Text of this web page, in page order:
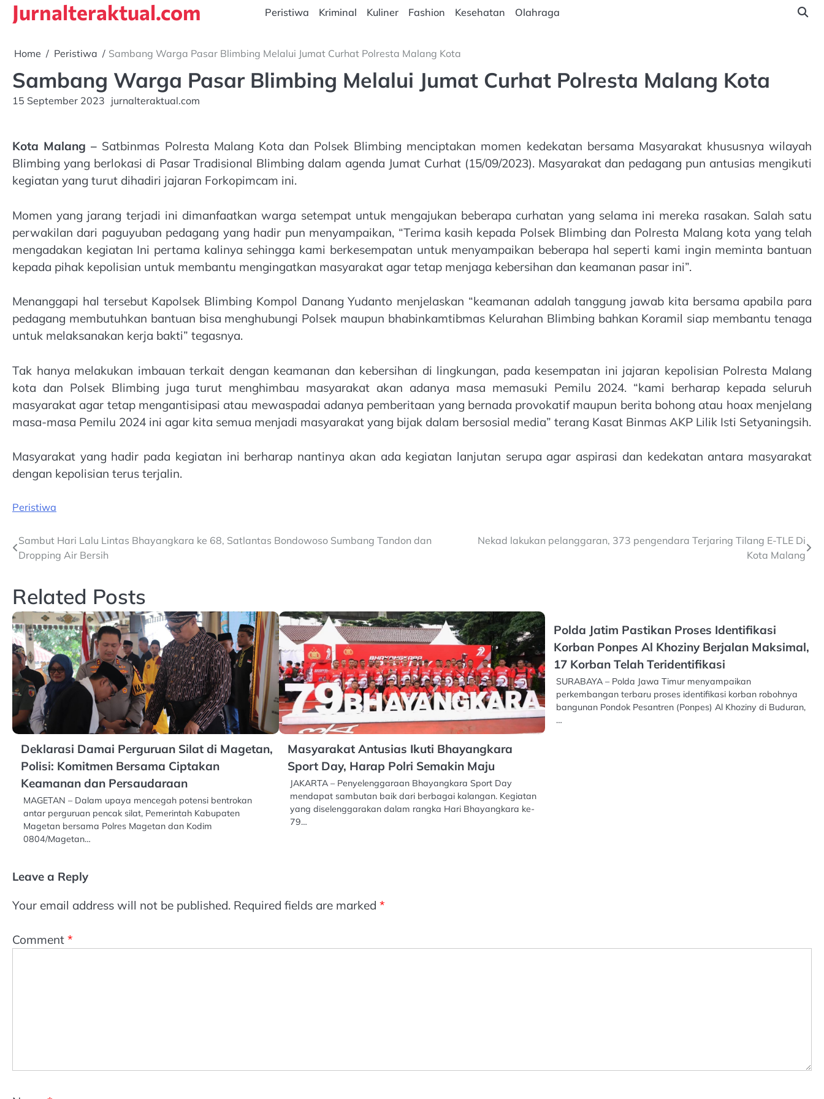
SkipJurnalteraktual.com Peristiwa Kriminal Kuliner Fashion Kesehatan Olahraga
Home Peristiwa Sambang Warga Pasar Blimbing Melalui Jumat Curhat Polresta Malang Kota
Sambang Warga Pasar Blimbing Melalui Jumat Curhat Polresta Malang Kota
15 September 2023 jurnalteraktual.com
Kota Malang – Satbinmas Polresta Malang Kota dan Polsek Blimbing menciptakan momen kedekatan bersama Masyarakat khususnya wilayah
Blimbing yang berlokasi di Pasar Tradisional Blimbing dalam agenda Jumat Curhat (15/09/2023). Masyarakat dan pedagang pun antusias mengikuti
kegiatan yang turut dihadiri jajaran Forkopimcam ini.
Momen yang jarang terjadi ini dimanfaatkan warga setempat untuk mengajukan beberapa curhatan yang selama ini mereka rasakan. Salah satu
perwakilan dari paguyuban pedagang yang hadir pun menyampaikan, “Terima kasih kepada Polsek Blimbing dan Polresta Malang kota yang telah
mengadakan kegiatan Ini pertama kalinya sehingga kami berkesempatan untuk menyampaikan beberapa hal seperti kami ingin meminta bantuan
kepada pihak kepolisian untuk membantu mengingatkan masyarakat agar tetap menjaga kebersihan dan keamanan pasar ini”.
Menanggapi hal tersebut Kapolsek Blimbing Kompol Danang Yudanto menjelaskan “keamanan adalah tanggung jawab kita bersama apabila para
pedagang membutuhkan bantuan bisa menghubungi Polsek maupun bhabinkamtibmas Kelurahan Blimbing bahkan Koramil siap membantu tenaga
untuk melaksanakan kerja bakti” tegasnya.
Tak hanya melakukan imbauan terkait dengan keamanan dan kebersihan di lingkungan, pada kesempatan ini jajaran kepolisian Polresta Malang
kota dan Polsek Blimbing juga turut menghimbau masyarakat akan adanya masa memasuki Pemilu 2024. “kami berharap kepada seluruh
masyarakat agar tetap mengantisipasi atau mewaspadai adanya pemberitaan yang bernada provokatif maupun berita bohong atau hoax menjelang
masa-masa Pemilu 2024 ini agar kita semua menjadi masyarakat yang bijak dalam bersosial media” terang Kasat Binmas AKP Lilik Isti Setyaningsih.
Masyarakat yang hadir pada kegiatan ini berharap nantinya akan ada kegiatan lanjutan serupa agar aspirasi dan kedekatan antara masyarakat
dengan kepolisian terus terjalin.
Peristiwa
Post
navigation
Sambut Hari Lalu Lintas Bhayangkara ke 68, Satlantas Bondowoso Sumbang Tandon dan
Dropping Air Bersih
Nekad lakukan pelanggaran, 373 pengendara Terjaring Tilang E-TLE Di
Kota Malang
Related Posts
Deklarasi Damai Perguruan Silat di Magetan,
Polisi: Komitmen Bersama Ciptakan
Keamanan dan Persaudaraan
MAGETAN – Dalam upaya mencegah potensi bentrokan
antar perguruan pencak silat, Pemerintah Kabupaten
Magetan bersama Polres Magetan dan Kodim
0804/Magetan…
Masyarakat Antusias Ikuti Bhayangkara
Sport Day, Harap Polri Semakin Maju
JAKARTA – Penyelenggaraan Bhayangkara Sport Day
mendapat sambutan baik dari berbagai kalangan. Kegiatan
yang diselenggarakan dalam rangka Hari Bhayangkara ke-
79…
Polda Jatim Pastikan Proses Identifikasi
Korban Ponpes Al Khoziny Berjalan Maksimal,
17 Korban Telah Teridentifikasi
SURABAYA – Polda Jawa Timur menyampaikan
perkembangan terbaru proses identifikasi korban robohnya
bangunan Pondok Pesantren (Ponpes) Al Khoziny di Buduran,
…
Leave a Reply
Your email address will not be published. Required fields are marked *
Comment *